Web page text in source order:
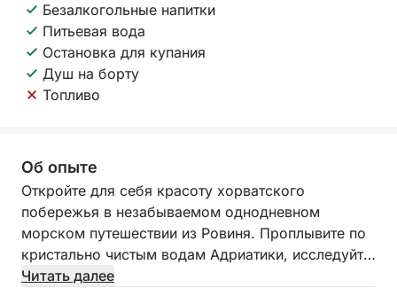
Безалкогольные напитки
Питьевая вода
Остановка для купания
Душ на борту
Топливо
Об опыте
Откройте для себя красоту хорватского
побережья в незабываемом однодневном
морском путешествии из Ровиня. Проплывите по
кристально чистым водам Адриатики, исследуйте
укромные уголки побережья и ощутите свободу,
Читать далее